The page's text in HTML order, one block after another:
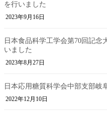
を行いました
2023年9月16日
日本食品科学工学会第70回記
いました
2023年8月27日
日本応用糖質科学会中部支部岐
2022年12月10日